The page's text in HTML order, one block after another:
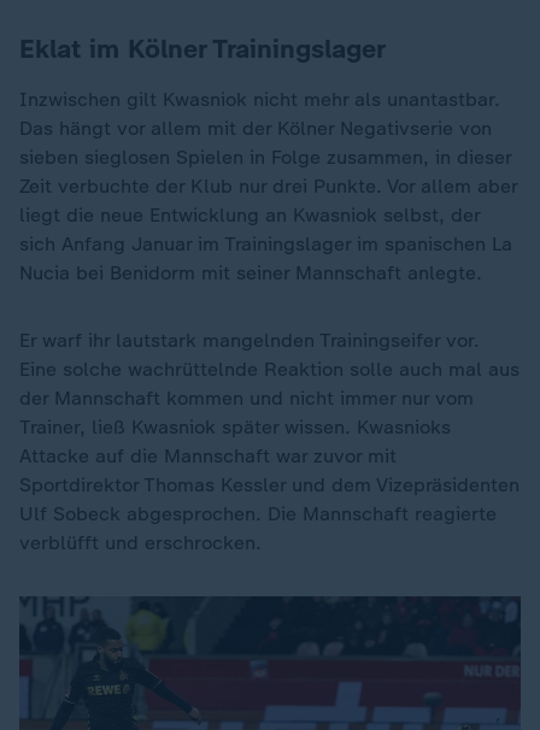
Eklat im Kölner Trainingslager
Inzwischen gilt Kwasniok nicht mehr als unantastbar.
Das hängt vor allem mit der Kölner Negativserie von
sieben sieglosen Spielen in Folge zusammen, in dieser
Zeit verbuchte der Klub nur drei Punkte. Vor allem aber
liegt die neue Entwicklung an Kwasniok selbst, der
sich Anfang Januar im Trainingslager im spanischen La
Nucia bei Benidorm mit seiner Mannschaft anlegte.
Er warf ihr lautstark mangelnden Trainingseifer vor.
Eine solche wachrüttelnde Reaktion solle auch mal aus
der Mannschaft kommen und nicht immer nur vom
Trainer, ließ Kwasniok später wissen. Kwasnioks
Attacke auf die Mannschaft war zuvor mit
Sportdirektor Thomas Kessler und dem Vizepräsidenten
Ulf Sobeck abgesprochen. Die Mannschaft reagierte
verblüfft und erschrocken.